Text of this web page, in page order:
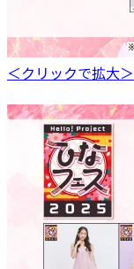
＜クリックで拡大＞